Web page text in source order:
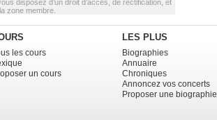
disposez d’un droit d’accès, de rectification, et
zone membre.
les cours
un cours
LES PLUS
Biographies
Annuaire
Chroniques
Annoncez vos concerts
Proposer une biographie